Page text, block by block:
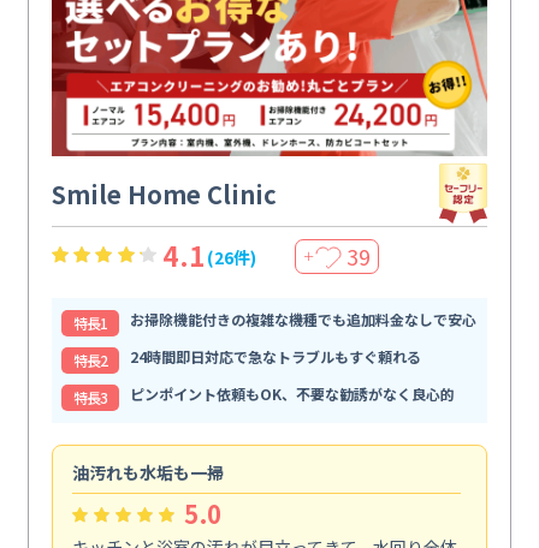
Smile Home Clinic
4.1 (26件) ＋ 39
特⻑1
お掃除機能付きの複雑な機種でも追加料金なしで安心
特⻑2
24時間即日対応で急なトラブルもすぐ頼れる
特⻑3
ピンポイント依頼もOK、不要な勧誘がなく良心的
油汚れも水垢も一掃
5.0